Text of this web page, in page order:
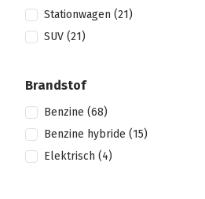
Stationwagen (21)
SUV (21)
Brandstof
Benzine (68)
Benzine hybride (15)
Elektrisch (4)